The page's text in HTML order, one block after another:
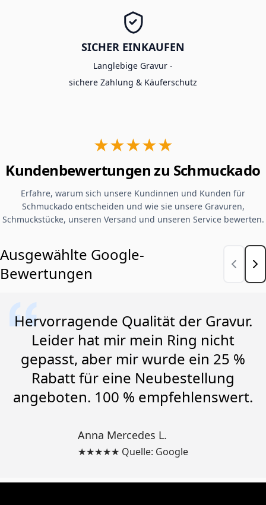
SICHER EINKAUFEN
Langlebige Gravur -
sichere Zahlung & Käuferschutz
★★★★★
Kundenbewertungen zu Schmuckado
Erfahre, warum sich unsere Kundinnen und Kunden für
Schmuckado entscheiden und wie sie unsere Gravuren,
Schmuckstücke, unseren Versand und unseren Service bewerten.
Ausgewählte Google-
Bewertungen
Hervorragende Qualität der Gravur.
Leider hat mir mein Ring nicht
gepasst, aber mir wurde ein 25 %
Rabatt für eine Neubestellung
angeboten. 100 % empfehlenswert.
Anna Mercedes L.
★★★★★ Quelle: Google